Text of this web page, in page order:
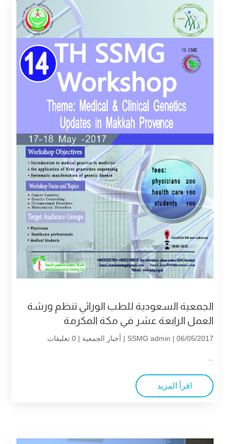
الجمعية السعودية للطب الوراثي تنظم ورشة
العمل الرابعة عشر في مكة المكرمة
SSMG admin | 06/05/2017 | أخبار الجمعية | 0 تعليقات
...
اقرأ المزيد